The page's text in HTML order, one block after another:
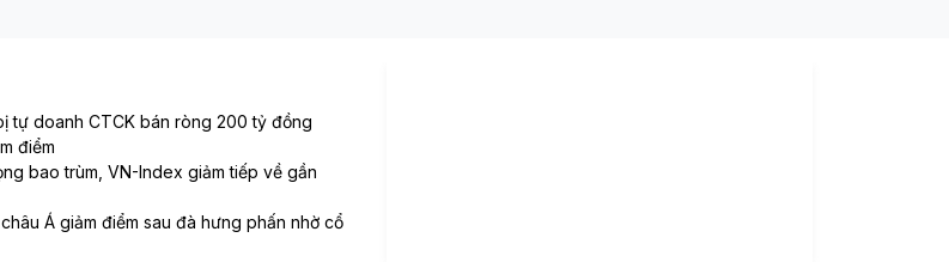
tự doanh CTCK bán ròng 200 tỷ đồng
điểm
bao trùm, VN-Index giảm tiếp về gần
Á giảm điểm sau đà hưng phấn nhờ cổ